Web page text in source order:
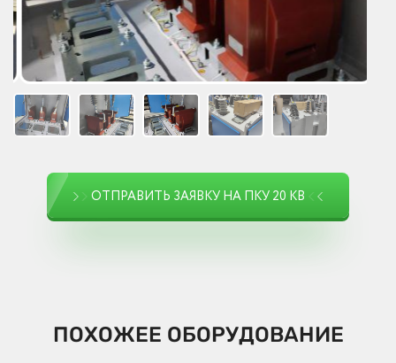
ОТПРАВИТЬ ЗАЯВКУ НА ПКУ 20 КВ
ПОХОЖЕЕ ОБОРУДОВАНИЕ